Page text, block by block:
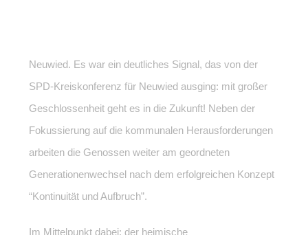
Neuwied. Es war ein deutliches Signal, das von der
SPD-Kreiskonferenz für Neuwied ausging: mit großer
Geschlossenheit geht es in die Zukunft! Neben der
Fokussierung auf die kommunalen Herausforderungen
arbeiten die Genossen weiter am geordneten
Generationenwechsel nach dem erfolgreichen Konzept
“Kontinuität und Aufbruch”.
Im Mittelpunkt dabei: der heimische